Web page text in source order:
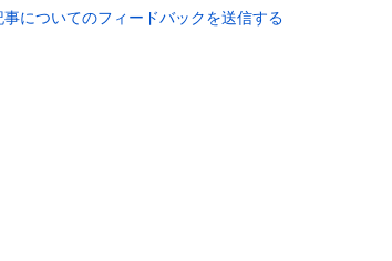
事についてのフィードバックを送信する